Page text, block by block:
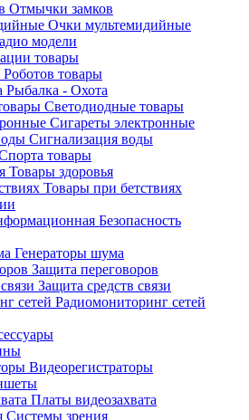
Отмычки замков
Очки мультемидийные
модели
товары
Роботов товары
Рыбалка - Охота
Светодиодные товары
Сигареты электронные
Сигнализация воды
товары
Товары здоровья
Товары при бетствиях
Безопасность
Генераторы шума
Защита переговоров
Защита средств связи
Радиомониторинг сетей
Видеорегистраторы
Платы видеозахвата
Системы зрения